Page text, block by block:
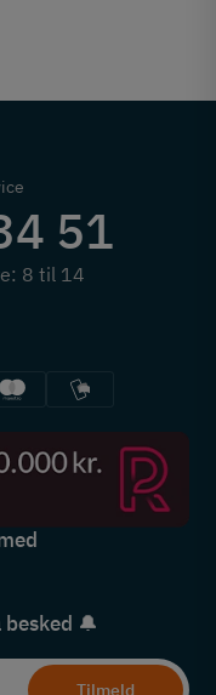
51
8 til 14
🔔
Tilmeld